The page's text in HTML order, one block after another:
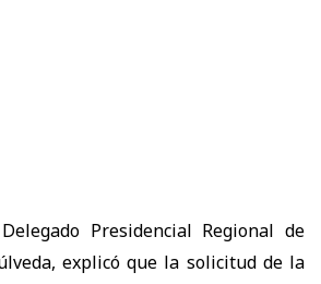
Presidencial Regional de
explicó que la solicitud de la